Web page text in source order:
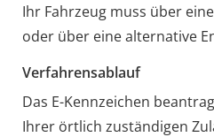
Ihr Fahrzeug muss über
oder über eine alternative
Verfahrensablauf
Das E-Kennzeichen
Ihrer örtlich zuständigen